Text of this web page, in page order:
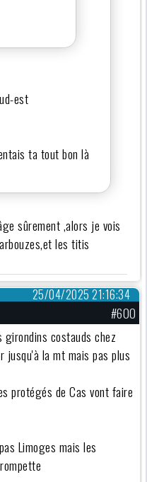
est
ta tout bon là
sûrement ,alors je vois
les titis
25/04/2025 21:16:34
#600
costauds chez
jusqu'à la mt mais pas plus
protégés de Cas vont faire
Limoges mais les